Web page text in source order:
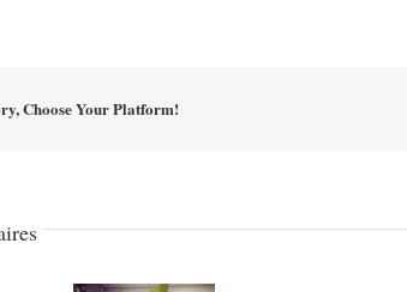
Choose Your Platform!